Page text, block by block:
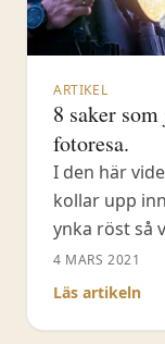
ARTIKEL
8 saker
fotoresa.
I den här
kollar upp
ynka röst så
och idag ska
alltid kollar
4 MARS 2021
Läs artikeln